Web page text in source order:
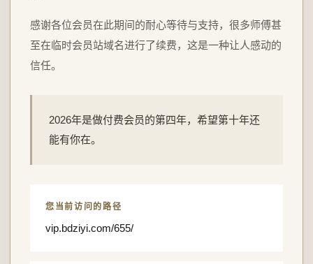
感谢各位会员在此期间的耐心等待与支持，很多师傅甚
至在临时会员站域名进行了续费，这是一种让人感动的
信任。
2026年是做付费会员的第四年，希望第十年还
能有你在。
您当前访问的路径
vip.bdziyi.com/655/